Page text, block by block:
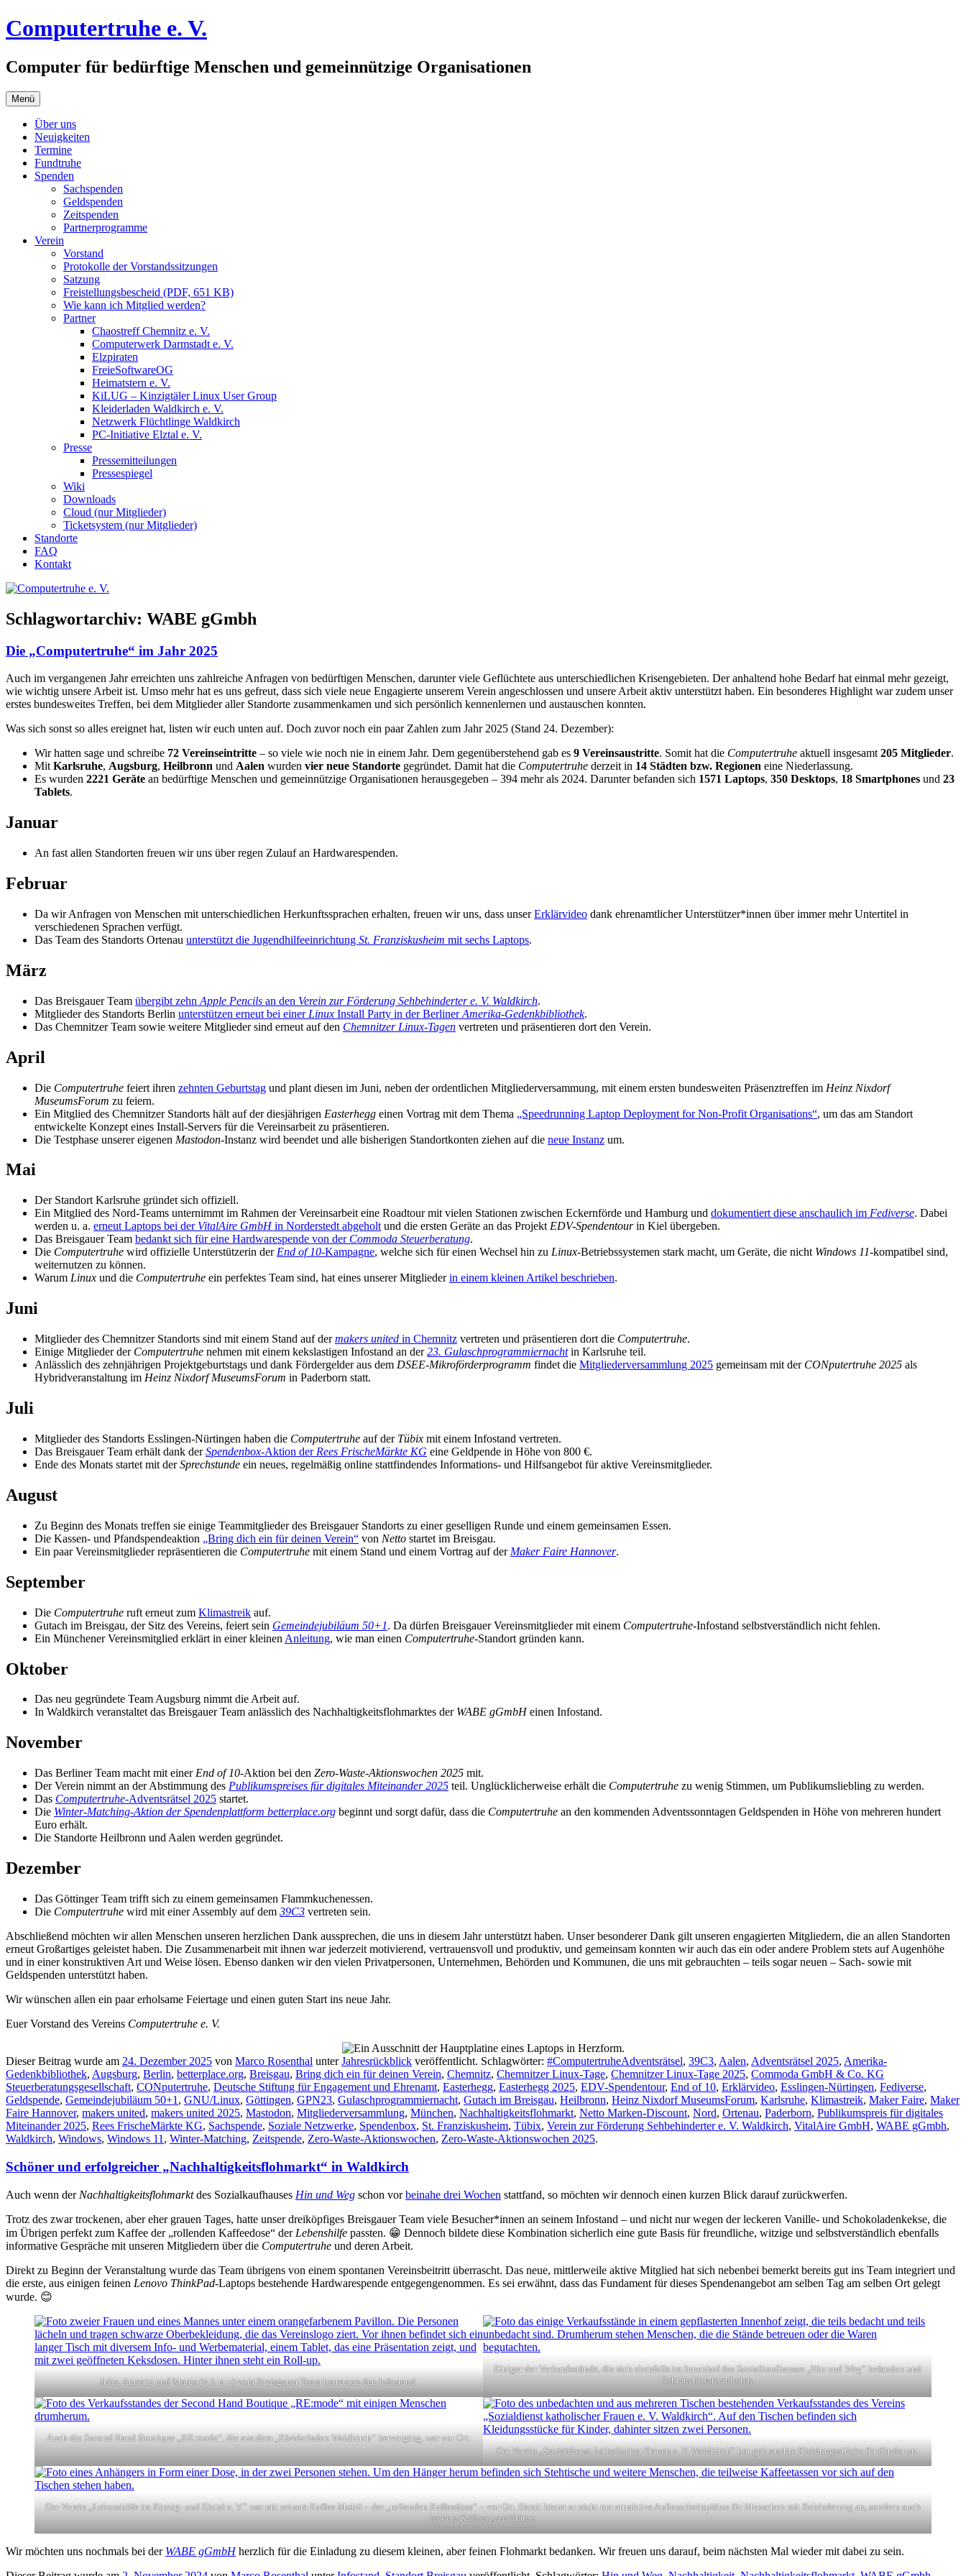
Zum
Inhalt
Computertruhe e. V.
Computer für bedürftige Menschen und gemeinnützige Organisationen
Menü
Über uns
Neuigkeiten
Termine
Fundtruhe
Spenden
Sachspenden
Geldspenden
Zeitspenden
Partnerprogramme
Verein
Vorstand
Protokolle der Vorstandssitzungen
Satzung
Freistellungsbescheid (PDF, 651 KB)
Wie kann ich Mitglied werden?
Partner
Chaostreff Chemnitz e. V.
Computerwerk Darmstadt e. V.
Elzpiraten
FreieSoftwareOG
Heimatstern e. V.
KiLUG – Kinzigtäler Linux User Group
Kleiderladen Waldkirch e. V.
Netzwerk Flüchtlinge Waldkirch
PC-Initiative Elztal e. V.
Presse
Pressemitteilungen
Pressespiegel
Wiki
Downloads
Cloud (nur Mitglieder)
Ticketsystem (nur Mitglieder)
Standorte
FAQ
Kontakt
Schlagwortarchiv: WABE gGmbh
Die „Computertruhe“ im Jahr 2025
Auch im vergangenen Jahr erreichten uns zahlreiche Anfragen von bedürftigen Menschen, darunter viele Geflüchtete aus unterschiedlichen Krisengebieten. Der anhaltend hohe Bedarf hat einmal mehr gezeigt,
wie wichtig unsere Arbeit ist. Umso mehr hat es uns gefreut, dass sich viele neue Engagierte unserem Verein angeschlossen und unsere Arbeit aktiv unterstützt haben. Ein besonderes Highlight war zudem unser
erstes bundesweites Treffen, bei dem Mitglieder aller Standorte zusammenkamen und sich persönlich kennenlernen und austauschen konnten.
Was sich sonst so alles ereignet hat, listen wir euch unten auf. Doch zuvor noch ein paar Zahlen zum Jahr 2025 (Stand 24. Dezember):
Wir hatten sage und schreibe 72 Vereinseintritte – so viele wie noch nie in einem Jahr. Dem gegenüberstehend gab es 9 Vereinsaustritte. Somit hat die Computertruhe aktuell insgesamt 205 Mitglieder.
Mit Karlsruhe, Augsburg, Heilbronn und Aalen wurden vier neue Standorte gegründet. Damit hat die Computertruhe derzeit in 14 Städten bzw. Regionen eine Niederlassung.
Es wurden 2221 Geräte an bedürftige Menschen und gemeinnützige Organisationen herausgegeben – 394 mehr als 2024. Darunter befanden sich 1571 Laptops, 350 Desktops, 18 Smartphones und 23
Tablets.
Januar
An fast allen Standorten freuen wir uns über regen Zulauf an Hardwarespenden.
Februar
Da wir Anfragen von Menschen mit unterschiedlichen Herkunftssprachen erhalten, freuen wir uns, dass unserErklärvideo dank ehrenamtlicher Unterstützer*innen über immer mehr Untertitel in
verschiedenen Sprachen verfügt.
Das Team des Standorts Ortenau unterstützt die Jugendhilfeeinrichtung St. Franziskusheim mit sechs Laptops.
März
Das Breisgauer Team übergibt zehn Apple Pencils an den Verein zur Förderung Sehbehinderter e. V. Waldkirch.
Mitglieder des Standorts Berlin unterstützen erneut bei einer Linux Install Party in der BerlinerAmerika-Gedenkbibliothek.
Das Chemnitzer Team sowie weitere Mitglieder sind erneut auf den Chemnitzer Linux-Tagen vertreten und präsentieren dort den Verein.
April
Die Computertruhe feiert ihren zehnten Geburtstag und plant diesen im Juni, neben der ordentlichen Mitgliederversammung, mit einem ersten bundesweiten Präsenztreffen im Heinz Nixdorf
MuseumsForum zu feiern.
Ein Mitglied des Chemnitzer Standorts hält auf der diesjährigen Easterhegg einen Vortrag mit dem Thema „Speedrunning Laptop Deployment for Non-Profit Organisations“, um das am Standort
entwickelte Konzept eines Install-Servers für die Vereinsarbeit zu präsentieren.
Die Testphase unserer eigenen Mastodon-Instanz wird beendet und alle bisherigen Standortkonten ziehen auf die neue Instanz um.
Mai
Der Standort Karlsruhe gründet sich offiziell.
Ein Mitglied des Nord-Teams unternimmt im Rahmen der Vereinsarbeit eine Roadtour mit vielen Stationen zwischen Eckernförde und Hamburg und dokumentiert diese anschaulich im Fediverse. Dabei
werden u. a. erneut Laptops bei der VitalAire GmbHin Norderstedt abgeholt und die ersten Geräte an das Projekt EDV-Spendentourin Kiel übergeben.
Das Breisgauer Team bedankt sich für eine Hardwarespende von der Commoda Steuerberatung.
Die Computertruhe wird offizielle Unterstützerin der End of 10-Kampagne, welche sich für einen Wechsel hin zu Linux-Betriebssystemen stark macht, um Geräte, die nicht Windows 11-kompatibel sind,
weiternutzen zu können.
Warum Linux und die Computertruhe ein perfektes Team sind, hat eines unserer Mitgliederin einem kleinen Artikel beschrieben.
Juni
Mitglieder des Chemnitzer Standorts sind mit einem Stand auf dermakers united in Chemnitz vertreten und präsentieren dort die Computertruhe.
Einige Mitglieder der Computertruhe nehmen mit einem kekslastigen Infostand an der23. Gulaschprogrammiernachtin Karlsruhe teil.
Anlässlich des zehnjährigen Projektgeburtstags und dank Fördergelder aus dem DSEE-Mikroförderprogramm findet die Mitgliederversammlung 2025 gemeinsam mit der CONputertruhe 2025 als
Hybridveranstaltung im Heinz Nixdorf MuseumsForum in Paderborn statt.
Juli
Mitglieder des Standorts Esslingen-Nürtingen haben die Computertruhe auf der Tübix mit einem Infostand vertreten.
Das Breisgauer Team erhält dank derSpendenbox-Aktion der Rees FrischeMärkte KG eine Geldpende in Höhe von 800 €.
Ende des Monats startet mit derSprechstunde ein neues, regelmäßig online stattfindendes Informations- und Hilfsangebot für aktive Vereinsmitglieder.
August
Zu Beginn des Monats treffen sie einige Teammitglieder des Breisgauer Standorts zu einer geselligen Runde und einem gemeinsamen Essen.
Die Kassen- und Pfandspendeaktion „Bring dich ein für deinen Verein“ von Netto startet im Breisgau.
Ein paar Vereinsmitglieder repräsentieren die Computertruhe mit einem Stand und einem Vortrag auf der Maker Faire Hannover.
September
Die Computertruhe ruft erneut zum Klimastreik auf.
Gutach im Breisgau, der Sitz des Vereins, feiert sein Gemeindejubiläum 50+1. Da dürfen Breisgauer Vereinsmitglieder mit einem Computertruhe-Infostand selbstverständlich nicht fehlen.
Ein Münchener Vereinsmitglied erklärt in einer kleinen Anleitung, wie man einen Computertruhe-Standort gründen kann.
Oktober
Das neu gegründete Team Augsburg nimmt die Arbeit auf.
In Waldkirch veranstaltet das Breisgauer Team anlässlich des Nachhaltigkeitsflohmarktes der WABE gGmbHeinen Infostand.
November
Das Berliner Team macht mit einer End of 10-Aktion bei den Zero-Waste-Aktionswochen 2025 mit.
Der Verein nimmt an der Abstimmung des Publikumspreises für digitales Miteinander 2025 teil. Unglücklicherweise erhält die Computertruhe zu wenig Stimmen, um Publikumsliebling zu werden.
Das Computertruhe-Adventsrätsel 2025 startet.
Die Winter‑Matching‑Aktion der Spendenplattform betterplace.org beginnt und sorgt dafür, dass die Computertruhe an den kommenden Adventssonntagen Geldspenden in Höhe von mehreren hundert
Euro erhält.
Die Standorte Heilbronn und Aalen werden gegründet.
Dezember
Das Göttinger Team trifft sich zu einem gemeinsamen Flammkuchenessen.
Die Computertruhe wird mit einer Assembly auf dem 39C3 vertreten sein.
Abschließend möchten wir allen Menschen unseren herzlichen Dank aussprechen, die uns in diesem Jahr unterstützt haben. Unser besonderer Dank gilt unseren engagierten Mitgliedern, die an allen Standorten
erneut Großartiges geleistet haben. Die Zusammenarbeit mit ihnen war jederzeit motivierend, vertrauensvoll und produktiv, und gemeinsam konnten wir auch das ein oder andere Problem stets auf Augenhöhe
und in einer konstruktiven Art und Weise lösen. Ebenso danken wir den vielen Privatpersonen, Unternehmen, Behörden und Kommunen, die uns mit gebrauchten – teils sogar neuen – Sach- sowie mit
Geldspenden unterstützt haben.
Wir wünschen allen ein paar erholsame Feiertage und einen guten Start ins neue Jahr.
Euer Vorstand des Vereins Computertruhe e. V.
Dieser Beitrag wurde am 24. Dezember 2025 von Marco Rosenthal unterJahresrückblick veröffentlicht. Schlagwörter: #ComputertruheAdventsrätsel, 39C3, Aalen, Adventsrätsel 2025, Amerika-
Gedenkbibliothek, Augsburg, Berlin, betterplace.org, Breisgau, Bring dich ein für deinen Verein, Chemnitz, Chemnitzer Linux-Tage, Chemnitzer Linux-Tage 2025, Commoda GmbH & Co. KG
Steuerberatungsgesellschaft, CONputertruhe, Deutsche Stiftung für Engagement und Ehrenamt, Easterhegg, Easterhegg 2025, EDV-Spendentour, End of 10, Erklärvideo, Esslingen-Nürtingen, Fediverse,
Geldspende, Gemeindejubiläum 50+1 , GNU/Linux, Göttingen, GPN23, Gulaschprogrammiernacht, Gutach im Breisgau, Heilbronn, Heinz Nixdorf MuseumsForum, Karlsruhe, Klimastreik, Maker Faire, Maker
Faire Hannover, makers united, makers united 2025, Mastodon, Mitgliederversammlung, München, Nachhaltigkeitsflohmarkt, Netto Marken-Discount, Nord, Ortenau, Paderborn, Publikumspreis für digitales
Miteinander 2025, Rees FrischeMärkte KG, Sachspende, Soziale Netzwerke, Spendenbox, St. Franziskusheim, Tübix, Verein zur Förderung Sehbehinderter e. V. Waldkirch, VitalAire GmbH, WABE gGmbh,
Waldkirch, Windows, Windows 11 , Winter-Matching, Zeitspende, Zero-Waste-Aktionswochen, Zero-Waste-Aktionswochen 2025.
Schöner und erfolgreicher „Nachhaltigkeitsflohmarkt“ in Waldkirch
Auch wenn der Nachhaltigkeitsflohmarktdes Sozialkaufhauses Hin und Weg schon vorbeinahe drei Wochen stattfand, so möchten wir dennoch einen kurzen Blick darauf zurückwerfen.
Trotz des zwar trockenen, aber eher grauen Tages, hatte unser dreiköpfiges Breisgauer Team viele Besucher*innen an seinem Infostand – und nicht nur wegen der leckeren Vanille- und Schokoladenkekse, die
im Übrigen perfekt zum Kaffee der „rollenden Kaffeedose“ der Lebenshilfe passten. 😁 Dennoch bildete diese Kombination sicherlich eine gute Basis für freundliche, witzige und selbstverständlich ebenfalls
informative Gespräche mit unseren Mitgliedern über die Computertruhe und deren Arbeit.
Direkt zu Beginn der Veranstaltung wurde das Team übrigens von einem spontanen Vereinsbeitritt überrascht. Das neue, mittlerweile aktive Mitglied hat sich nebenbei bemerkt bereits gut ins Team integriert und
die erste, aus einigen feinen Lenovo ThinkPad-Laptops bestehende Hardwarespende entgegengenommen. Es sei erwähnt, dass das Fundament für dieses Spendenangebot am selben Tag am selben Ort gelegt
wurde. 😊
Julia, Annette und Marco (v. l. n. r.) vom Breisgauer Team betreuten den Infostand.
Einiger der Verkaufsstände, die sich ebenfalls im Innenhof des Sozialkaufhauses „Hin und Weg“ befanden und
Gebrauchtware anboten.
Auch die Second Hand Boutique „RE:mode“, die aus dem „Kleiderladen Waldkirch“ hervorging, war vor Ort.
Der Verein „Sozialdienst katholischer Frauen e. V. Waldkirch“ bot gebrauchte Kleidungsstücke für Kinder an.
Der Verein „Lebenshilfe im Kinzig- und Elztal e. V.“ war mit seinem Kaffee-Mobil – der „rollenden Kaffeedose“ – vor Ort. Damit bietet er nicht nur at­trak­ti­ve Au­ßen­ar­beits­plät­ze für Menschen mit Behinderung an, son­dern auch
le­cke­re Kaf­fee­spe­zia­li­tä­ten.
Wir möchten uns nochmals bei der WABE gGmbHherzlich für die Einladung zu diesem kleinen, aber feinen Flohmarkt bedanken. Wir freuen uns darauf, beim nächsten Mal wieder mit dabei zu sein.